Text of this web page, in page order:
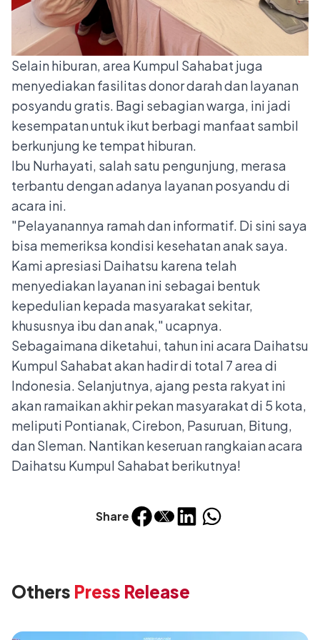
Share
Selain hiburan, area Kumpul Sahabat juga
menyediakan fasilitas donor darah dan layanan
posyandu gratis. Bagi sebagian warga, ini jadi
kesempatan untuk ikut berbagi manfaat sambil
berkunjung ke tempat hiburan.
Ibu Nurhayati, salah satu pengunjung, merasa
terbantu dengan adanya layanan posyandu di
acara ini.
"Pelayanannya ramah dan informatif. Di sini saya
bisa memeriksa kondisi kesehatan anak saya.
Kami apresiasi Daihatsu karena telah
menyediakan layanan ini sebagai bentuk
kepedulian kepada masyarakat sekitar,
khususnya ibu dan anak," ucapnya.
Sebagaimana diketahui, tahun ini acara Daihatsu
Kumpul Sahabat akan hadir di total 7 area di
Indonesia. Selanjutnya, ajang pesta rakyat ini
akan ramaikan akhir pekan masyarakat di 5 kota,
meliputi Pontianak, Cirebon, Pasuruan, Bitung,
dan Sleman. Nantikan keseruan rangkaian acara
Daihatsu Kumpul Sahabat berikutnya!
Others Press Release